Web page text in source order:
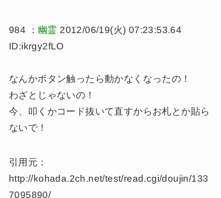
984 ： 幽霊 2012/06/19(火) 07:23:53.64
ID:ikrgy2fLO
なんかボタン触ったら動かなくなったの！
わざとじゃないの！
今、叩くかコード抜いて直すからお札とか貼ら
ないで！
引用元：
http://kohada.2ch.net/test/read.cgi/doujin/133
7095890/